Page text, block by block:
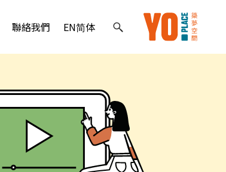
聯絡我們 EN简体